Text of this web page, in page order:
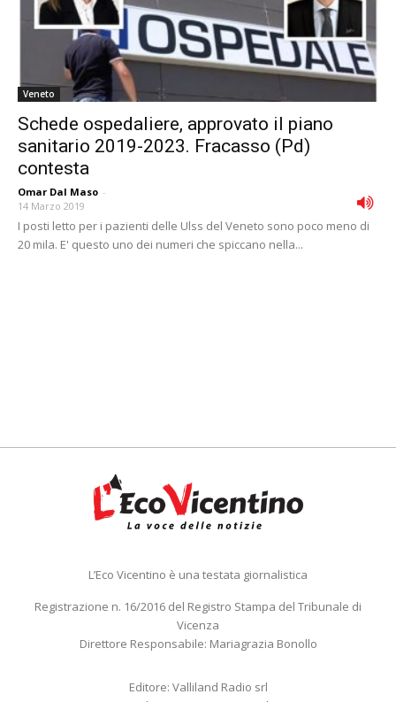
Veneto
Schede ospedaliere, approvato il piano
sanitario 2019-2023. Fracasso (Pd)
contesta
Omar Dal Maso -
14 Marzo 2019
I posti letto per i pazienti delle Ulss del Veneto sono poco meno di
20 mila. E' questo uno dei numeri che spiccano nella...
L’Eco Vicentino è una testata giornalistica
Registrazione n. 16/2016 del Registro Stampa del Tribunale di
Vicenza
Direttore Responsabile: Mariagrazia Bonollo
Editore: Valliland Radio srl